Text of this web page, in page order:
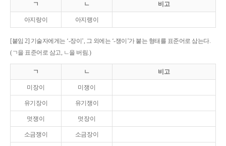
ㄱ ㄴ 비고
아지랑이 아지랭이
[붙임 2] 기술자에게는 ‘-장이’, 그 외에는 ‘-쟁이’가 붙는 형태를 표준어로 삼는다.
(ㄱ을 표준어로 삼고, ㄴ을 버림.)
ㄱ ㄴ 비고
미장이 미쟁이
유기장이 유기쟁이
멋쟁이 멋장이
소금쟁이 소금장이